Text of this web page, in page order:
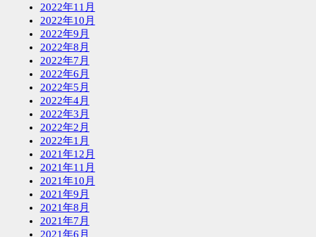
2022年11月
2022年10月
2022年9月
2022年8月
2022年7月
2022年6月
2022年5月
2022年4月
2022年3月
2022年2月
2022年1月
2021年12月
2021年11月
2021年10月
2021年9月
2021年8月
2021年7月
2021年6月